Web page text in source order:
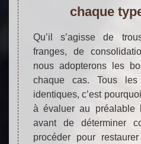
chaque
Qu’il s’agisse de
franges, de
nous adopterons les
chaque cas. Tous
identiques, c’est
à évaluer au préalable
avant de déterminer
procéder pour